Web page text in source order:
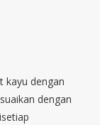
kayu dengan
dengan